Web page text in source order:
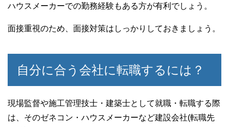
ハウスメーカーでの勤務経験もある方が有利でしょう。
面接重視のため、面接対策はしっかりしておきましょう。
自分に合う会社に転職するには？
現場監督や施工管理技士・建築士として就職・転職する際
は、そのゼネコン・ハウスメーカーなど建設会社(転職先